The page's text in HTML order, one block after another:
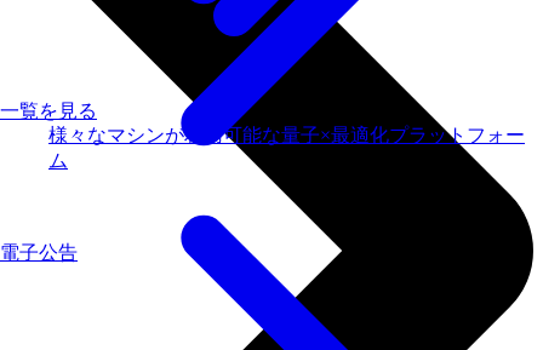
一覧を見る
様々なマシンが利用可能な量子×最適化プラットフォー
ム
電子公告